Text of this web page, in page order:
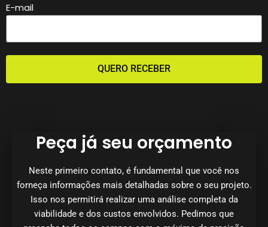
E-mail
QUERO RECEBER
Peça já seu orçamento
Neste primeiro contato, é fundamental que você nos
forneça informações mais detalhadas sobre o seu projeto.
Isso nos permitirá realizar uma análise completa da
viabilidade e dos custos envolvidos. Pedimos que